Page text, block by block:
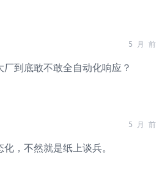
5 月 前
到底敢不敢全自动化响应？
5 月 前
，不然就是纸上谈兵。